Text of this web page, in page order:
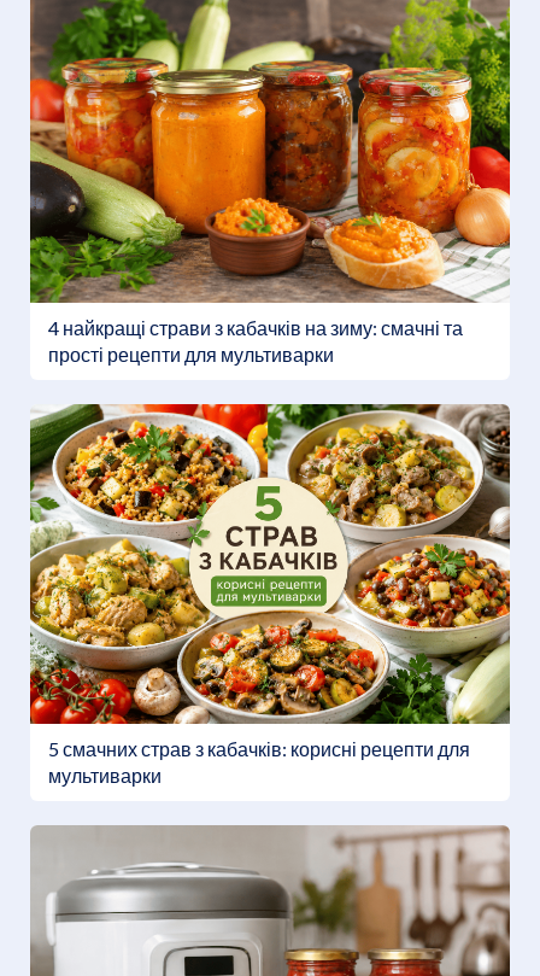
4 найкращі страви з кабачків на зиму: смачні та
прості рецепти для мультиварки
5 смачних страв з кабачків: корисні рецепти для
мультиварки